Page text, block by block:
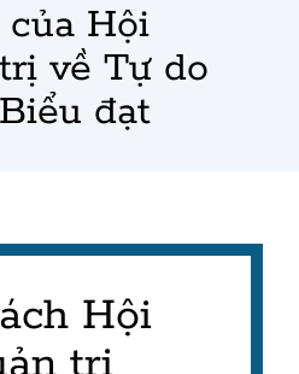
Hội
về Tự do
đạt
Hội